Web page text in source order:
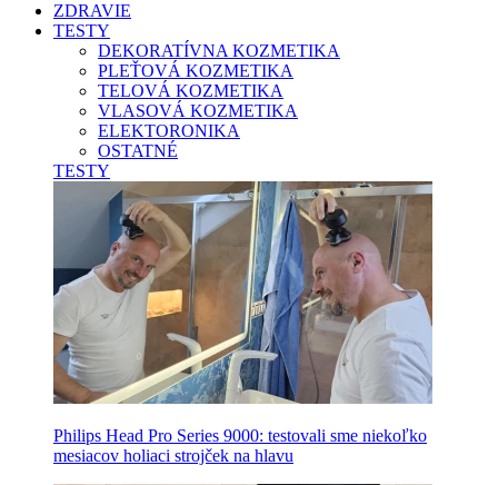
ZDRAVIE
TESTY
DEKORATÍVNA KOZMETIKA
PLEŤOVÁ KOZMETIKA
TELOVÁ KOZMETIKA
VLASOVÁ KOZMETIKA
ELEKTORONIKA
OSTATNÉ
TESTY
Philips Head Pro Series 9000: testovali sme niekoľko
mesiacov holiaci strojček na hlavu